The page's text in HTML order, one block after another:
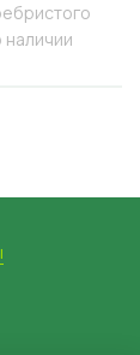
наличии
На садовых
жить в
в